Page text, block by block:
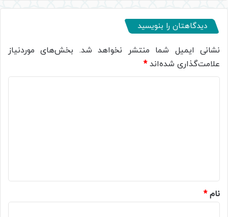
دیدگاهتان را بنویسید
نشانی ایمیل شما منتشر نخواهد شد. بخش‌های موردنیاز
علامت‌گذاری شده‌اند*
نام*